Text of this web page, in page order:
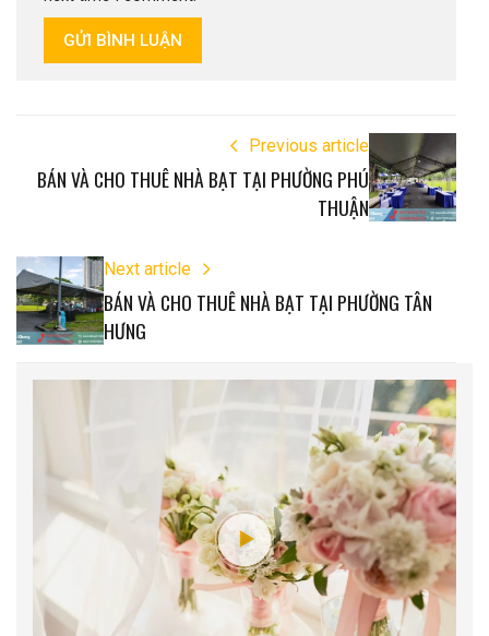
GỬI BÌNH LUẬN
Previous article
BÁN VÀ CHO THUÊ NHÀ BẠT TẠI PHƯỜNG PHÚ
THUẬN
Next article
BÁN VÀ CHO THUÊ NHÀ BẠT TẠI PHƯỜNG TÂN
HƯNG